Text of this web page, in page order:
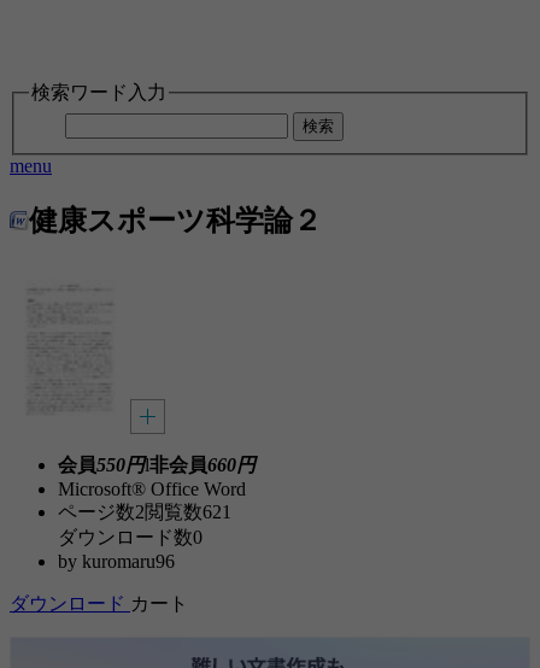
検索ワード入力
検索
menu
健康スポーツ科学論２
会員550円l非会員660円
Microsoft® Office Word
ページ数2閲覧数621
ダウンロード数0
by kuromaru96
ダウンロード カート